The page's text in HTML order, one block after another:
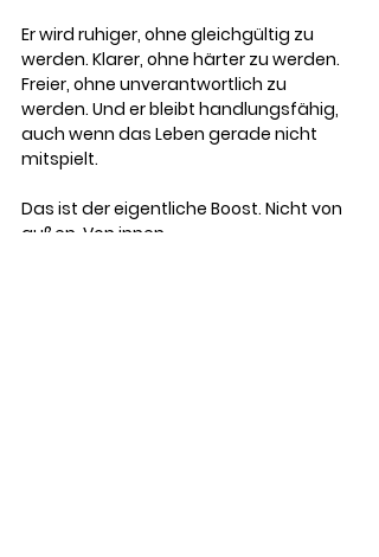
Er wird ruhiger, ohne gleichgültig zu
werden. Klarer, ohne härter zu werden.
Freier, ohne unverantwortlich zu
werden. Und er bleibt handlungsfähig,
auch wenn das Leben gerade nicht
mitspielt.
Das ist der eigentliche Boost. Nicht von
außen. Von innen.